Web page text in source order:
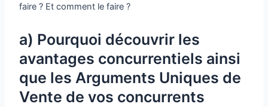
faire ? Et comment le faire ?
a) Pourquoi découvrir les
avantages concurrentiels ainsi
que les Arguments Uniques de
Vente de vos concurrents